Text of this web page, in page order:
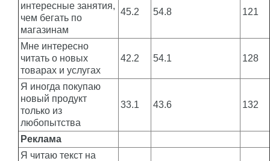
интересные занятия,
чем бегать по
магазинам
45.2 54.8 121
Мне интересно
читать о новых
товарах и услугах
42.2 54.1 128
Я иногда покупаю
новый продукт
только из
любопытства
33.1 43.6 132
Реклама
Я читаю текст на